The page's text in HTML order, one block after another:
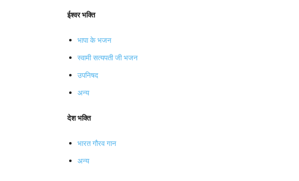
ईश्वर भक्ति
भापा के भजन
स्वामी सत्यपती जी भजन
उपनिषद
अन्य
देश भक्ति
भारत गौरव गान
अन्य